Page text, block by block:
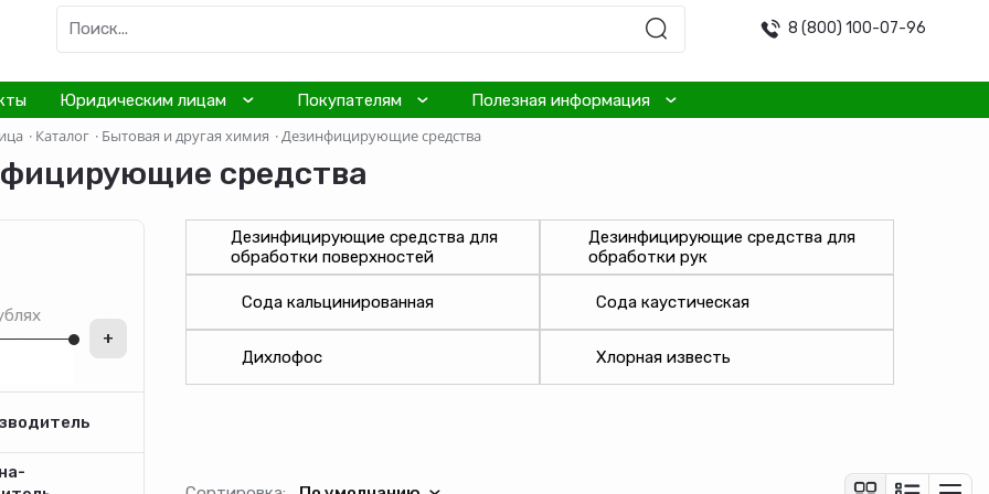
8 (800) 100-07-96
Юридическим лицам Покупателям Полезная информация
· Каталог · Бытовая и другая химия ·Дезинфицирующие средства
средства
+
Дезинфицирующие средства для
обработки поверхностей
Дезинфицирующие средства для
обработки рук
Сода кальцинированная Сода каустическая
Дихлофос Хлорная известь